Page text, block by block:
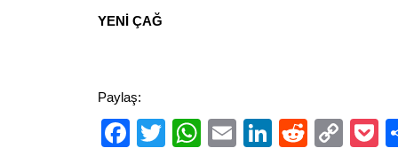
YENİ ÇAĞ
Paylaş:
Facebook
TwitterWhatsApp
EmailLinkedIn
Reddit